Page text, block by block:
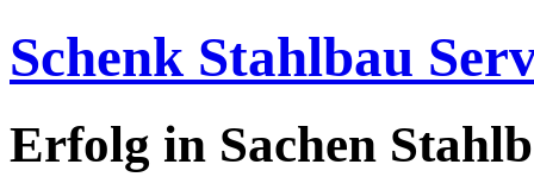
Schenk Stahlbau
Erfolg in Sachen